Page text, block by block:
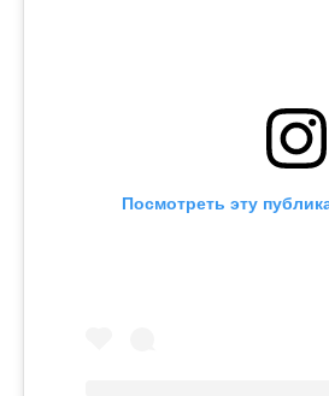
Посмотреть эту